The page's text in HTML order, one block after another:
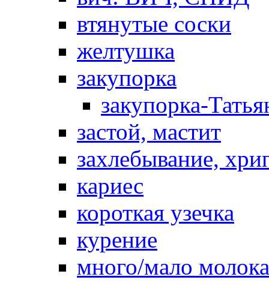
втянутые соски
желтушка
закупорка
закупорка-
застой, мастит
захлебывание,
кариес
короткая узечка
курение
много/мало молока